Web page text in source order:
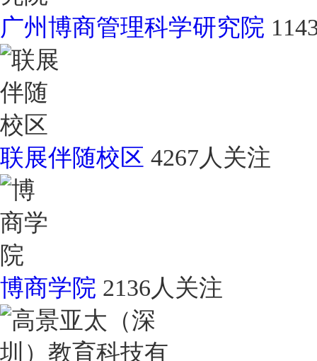
广州博商管理科学研究院
联展伴随校区 4267人关注
博商学院 2136人关注